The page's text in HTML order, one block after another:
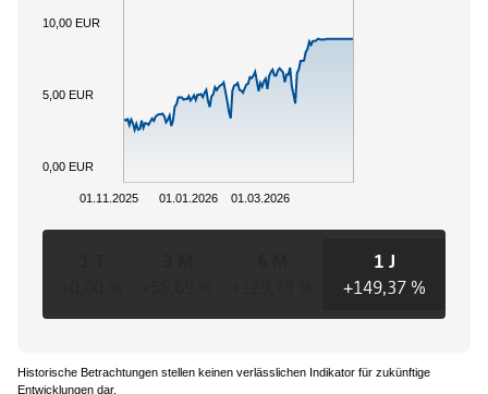
01.01.2026 01.03.2026
01.11.2025
0,00 EUR
5,00 EUR
10,00 EUR
1 J
+149,37 %
Historische Betrachtungen stellen keinen verlässlichen Indikator für zukünftige
Entwicklungen dar.